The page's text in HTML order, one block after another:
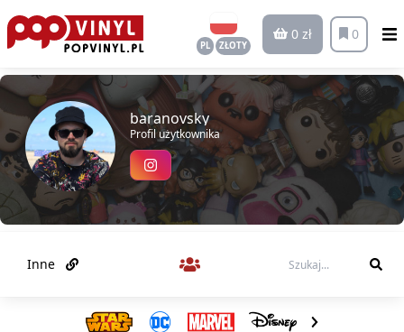
PL ZŁOTY
0 zł 0
baranovsky
Profil użytkownika
Inne